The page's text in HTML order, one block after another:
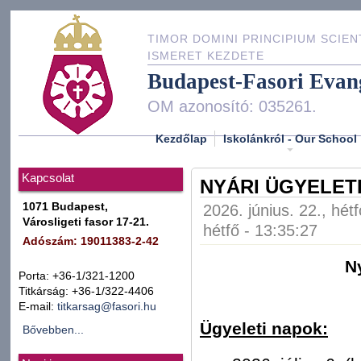
TIMOR DOMINI PRINCIPIUM
ISMERET KEZDETE
Budapest-Fasori
OM azonosító: 035261.
Kezdőlap Iskolánkról - Our School
Kapcsolat
1071 Budapest,
Városligeti fasor 17-21.
Adószám: 19011383-2-42
Porta: +36-1/321-1200
Titkárság: +36-1/322-4406
E-mail: titkarsag@fasori.hu
Bővebben...
NYÁRI
2026. június. 22.,
hétfő - 13:35:27
Ügyeleti napok: